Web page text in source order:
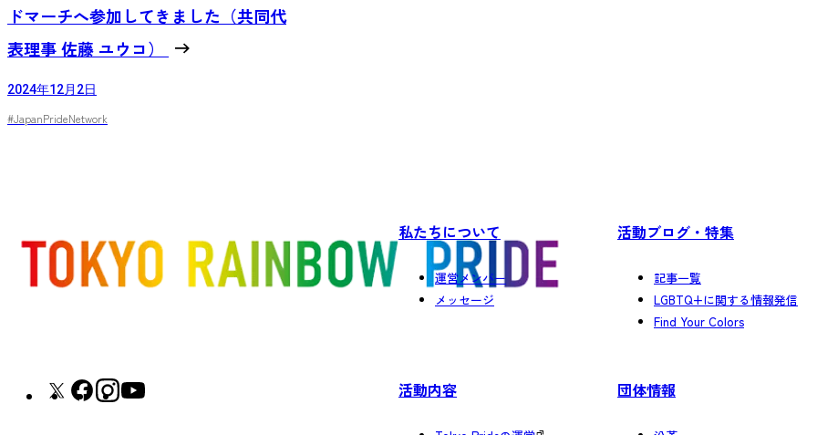
ドマーチへ参加してきました（共同代
表理事 佐藤 ユウコ）
2024年12月2日
#JapanPrideNetwork
私たちについて
運営メンバー
メッセージ
活動内容
活動ブログ・特集
記事一覧
LGBTQ+に関する情報発信
Find Your Colors
団体情報